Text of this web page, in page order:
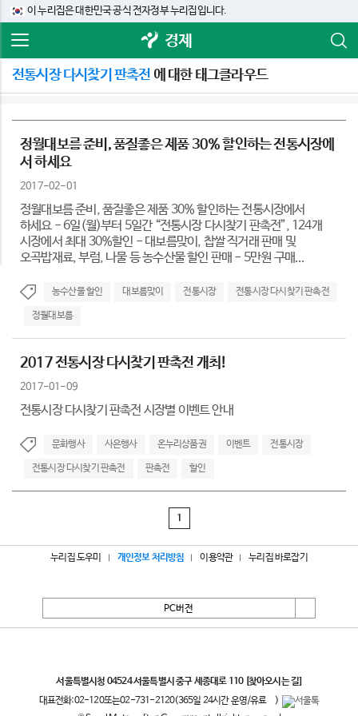
이 누리집은 대한민국 공식 전자정부 누리집입니다.
경제
전통시장 다시찾기 판촉전 에 대한 태그클라우드
정월대보름 준비, 품질좋은 제품 30% 할인하는 전통시장에
서 하세요
2017-02-01
정월대보름 준비, 품질좋은 제품 30% 할인하는 전통시장에서
하세요 - 6일(월)부터 5일간 “전통시장 다시찾기 판촉전”, 124개
시장에서 최대 30%할인 - 대보름맞이, 찹쌀 직거래 판매 및
오곡밥재료, 부럼, 나물 등 농수산물 할인 판매 - 5만원 구매...
농수산물 할인 대보름맞이 전통시장 전통시장 다시찾기 판촉전
정월대보름
2017 전통시장 다시찾기 판촉전 개최!
2017-01-09
전통시장 다시찾기 판촉전 시장별 이벤트 안내
문화행사 사은행사 온누리상품권 이벤트 전통시장
전통시장 다시찾기 판촉전 판촉전 할인
1
누리집 도우미 개인정보 처리방침 이용약관 누리집 바로잡기
PC버전
서울특별시청 04524 서울특별시 중구 세종대로 110 [찾아오시는 길]
대표전화:02-120또는02-731-2120(365일 24시간 운영/유료
)